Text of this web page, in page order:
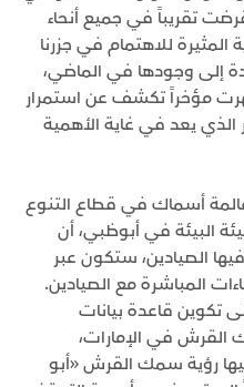
تقريباً في جميع أنحاء
المثيرة للاهتمام في جزرنا
إلى وجودها في الماضي،
مؤخراً تكشف عن استمرار
الذي يعد في غاية الأهمية
أسماك في قطاع التنوع
البيئة في أبوظبي، أن
الصيادين، ستكون عبر
المباشرة مع الصيادين.
تكوين قاعدة بيانات
القرش في الإمارات،
رؤية سمك القرش «أبو